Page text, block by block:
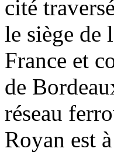
cité
le siège de
France et
de
réseau
Royan est